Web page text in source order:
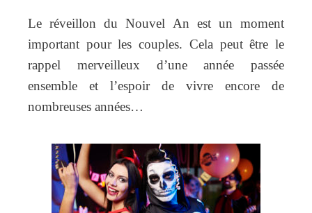
Le réveillon du Nouvel An est un moment
important pour les couples. Cela peut être le
rappel merveilleux d’une année passée
ensemble et l’espoir de vivre encore de
nombreuses années…